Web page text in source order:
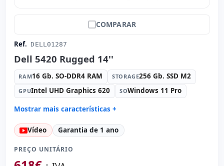
COMPARAR
Ref. DELL01287
Dell 5420 Rugged 14''
RAM16 Gb. SO-DDR4 RAM STORAGE256 Gb. SSD M2
GPUIntel UHD Graphics 620 SOWindows 11 Pro
Mostrar mais características +
Connectivity: Intel I219LM
Connectivity: RJ-45 · WIFI
Processador: Intel Core i5 8350U 1.7 GHz.
Som: Realtek HDA
Vídeo Garantia de 1 ano
PREÇO UNITÁRIO